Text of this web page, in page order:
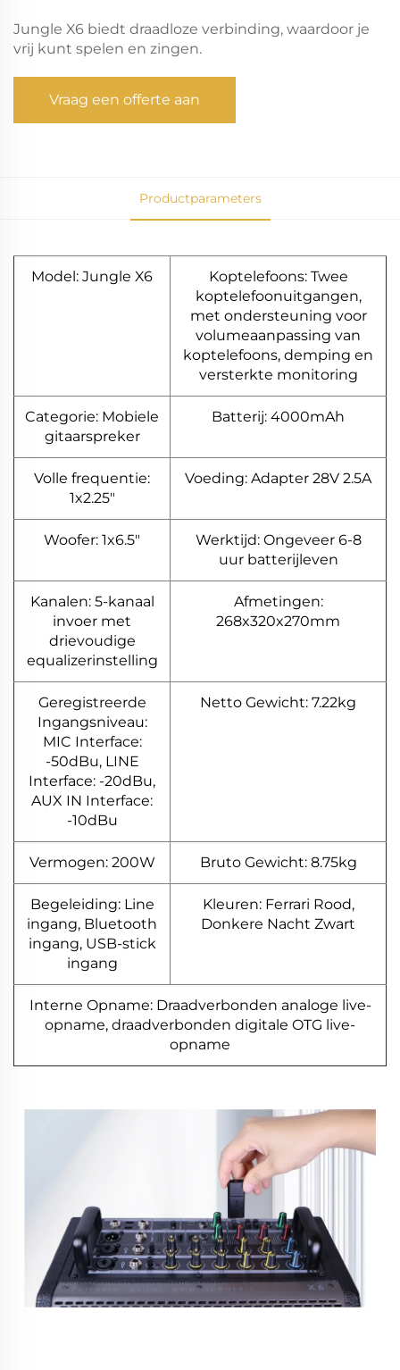
Jungle X6 biedt draadloze verbinding, waardoor je
vrij kunt spelen en zingen.
Vraag een offerte aan
Productparameters
Model: Jungle X6
Koptelefoons: Twee
koptelefoonuitgangen,
met ondersteuning voor
volumeaanpassing van
koptelefoons, demping en
versterkte monitoring
Categorie: Mobiele
gitaarspreker
Batterij: 4000mAh
Volle frequentie:
1x2.25"
Voeding: Adapter 28V 2.5A
Woofer: 1x6.5"
Werktijd: Ongeveer 6-8
uur batterijleven
Kanalen: 5-kanaal
invoer met
drievoudige
equalizerinstelling
Afmetingen:
268x320x270mm
Geregistreerde
Ingangsniveau:
MIC Interface:
-50dBu, LINE
Interface: -20dBu,
AUX IN Interface:
-10dBu
Netto Gewicht: 7.22kg
Vermogen: 200W Bruto Gewicht: 8.75kg
Begeleiding: Line
ingang, Bluetooth
ingang, USB-stick
ingang
Kleuren: Ferrari Rood,
Donkere Nacht Zwart
Interne Opname: Draadverbonden analoge live-
opname, draadverbonden digitale OTG live-
opname